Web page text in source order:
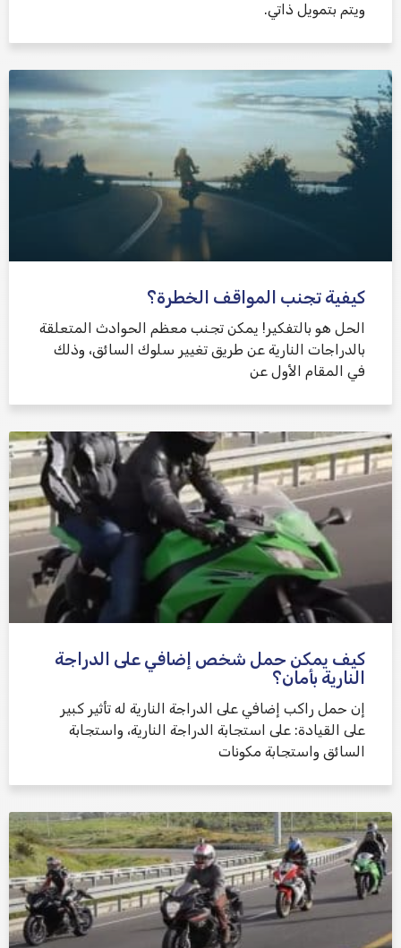
ويتم بتمويل ذاتي.
كيفية تجنب المواقف الخطرة؟
الحل هو بالتفكير! يمكن تجنب معظم الحوادث المتعلقة
بالدراجات النارية عن طريق تغيير سلوك السائق، وذلك
في المقام الأول عن
كيف يمكن حمل شخص إضافي على الدراجة
النارية بأمان؟
إن حمل راكب إضافي على الدراجة النارية له تأثير كبير
على القيادة: على استجابة الدراجة النارية، واستجابة
السائق واستجابة مكونات